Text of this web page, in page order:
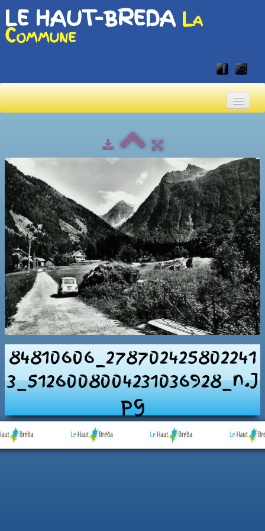
LE HAUT-BREDALa
Commune
Accueil touristique
Vivre en Haut-Bréda
Albums▼
84810606_278702425802241
3_5126008004231036928_n.j
Pg